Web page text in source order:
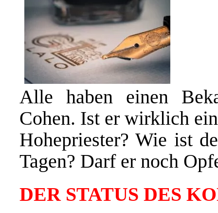
Alle haben einen
Cohen. Ist er wirklich
Hohepriester? Wie ist
Tagen? Darf er noch
DER STATUS DES